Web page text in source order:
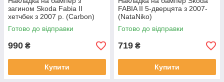
загином Skoda Fabia II
хетчбек з 2007 р. (Carbon)
Готово до відправки
990 ₴
Купити
FABIA II 5-дверцята з 2007-
(NataNiko)
Готово до відправки
719 ₴
Купити